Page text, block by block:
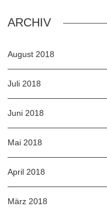
ARCHIV
August 2018
Juli 2018
Juni 2018
Mai 2018
April 2018
März 2018